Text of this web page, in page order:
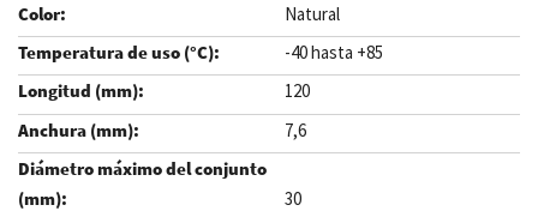
Natural
-40 hasta +85
120
7,6
30